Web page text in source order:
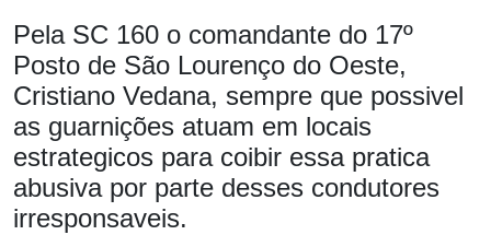
Pela SC 160 o comandante do 17º
Posto de São Lourenço do Oeste,
Cristiano Vedana, sempre que possivel
as guarnições atuam em locais
estrategicos para coibir essa pratica
abusiva por parte desses condutores
irresponsaveis.